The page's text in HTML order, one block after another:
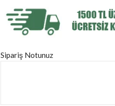
Sipariş Notunuz